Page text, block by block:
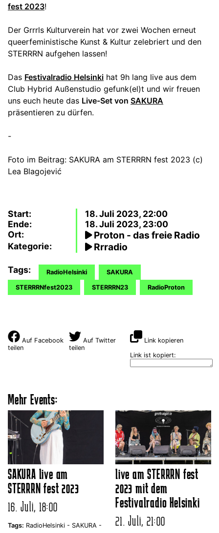
fest 2023!
Der Grrrls Kulturverein hat vor zwei Wochen erneut
queerfeministische Kunst & Kultur zelebriert und den
STERRRN aufgehen lassen!
Das Festivalradio Helsinki hat 9h lang live aus dem
Club Hybrid Außenstudio gefunk(el)t und wir freuen
uns euch heute das Live-Set von SAKURA
präsentieren zu dürfen.
-
Foto im Beitrag: SAKURA am STERRRN fest 2023 (c)
Lea Blagojević
Start:
18. Juli 2023, 22:00
Ende:
18. Juli 2023, 23:00
Ort:
Proton - das freie Radio
Kategorie: Rrradio
Tags: RadioHelsinki SAKURA
STERRRNfest2023 STERRRN23 RadioProton
Auf Facebook
teilen
Auf Twitter
teilen
Link kopieren
Link ist kopiert:
Mehr Events:
SAKURA live am
STERRRN fest 2023
16. Juli, 18:00
Tags: RadioHelsinki - SAKURA -
live am STERRRN fest
2023 mit dem
Festivalradio Helsinki
21. Juli, 21:00